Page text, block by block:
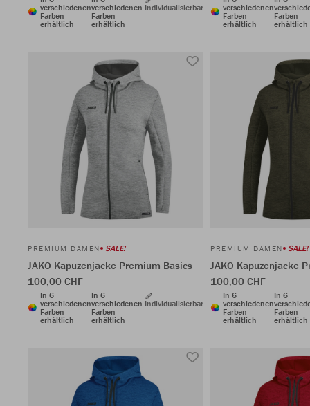
verschiedenen
Farben
erhältlich
verschiedenen
Farben
erhältlich
Individualisierbar
verschiedenen
Farben
erhältlich
Farben
erhältlich
PREMIUM DAMEN SALE!
JAKO Kapuzenjacke Premium Basics
100,00 CHF
In 6
verschiedenen
Farben
erhältlich
In 6
verschiedenen
Farben
erhältlich
Individualisierbar
PREMIUM DAMEN SALE!
JAKO Kapuzenjacke
100,00 CHF
In 6
verschiedenen
Farben
erhältlich
In 6
Farben
erhältlich